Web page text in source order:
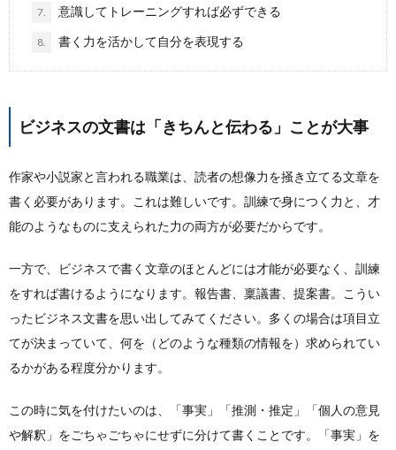
7. 意識してトレーニングすれば必ずできる
8. 書く力を活かして自分を表現する
ビジネスの文書は「きちんと伝わる」ことが大事
作家や小説家と言われる職業は、読者の想像力を掻き立てる文章を
書く必要があります。これは難しいです。訓練で身につく力と、才
能のようなものに支えられた力の両方が必要だからです。
一方で、ビジネスで書く文章のほとんどには才能が必要なく、訓練
をすれば書けるようになります。報告書、稟議書、提案書。こうい
ったビジネス文書を思い出してみてください。多くの場合は項目立
てが決まっていて、何を（どのような種類の情報を）求められてい
るかがある程度分かります。
この時に気を付けたいのは、「事実」「推測・推定」「個人の意見
や解釈」をごちゃごちゃにせずに分けて書くことです。「事実」を